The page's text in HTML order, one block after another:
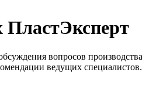
вопросов
ведущих специалистов.